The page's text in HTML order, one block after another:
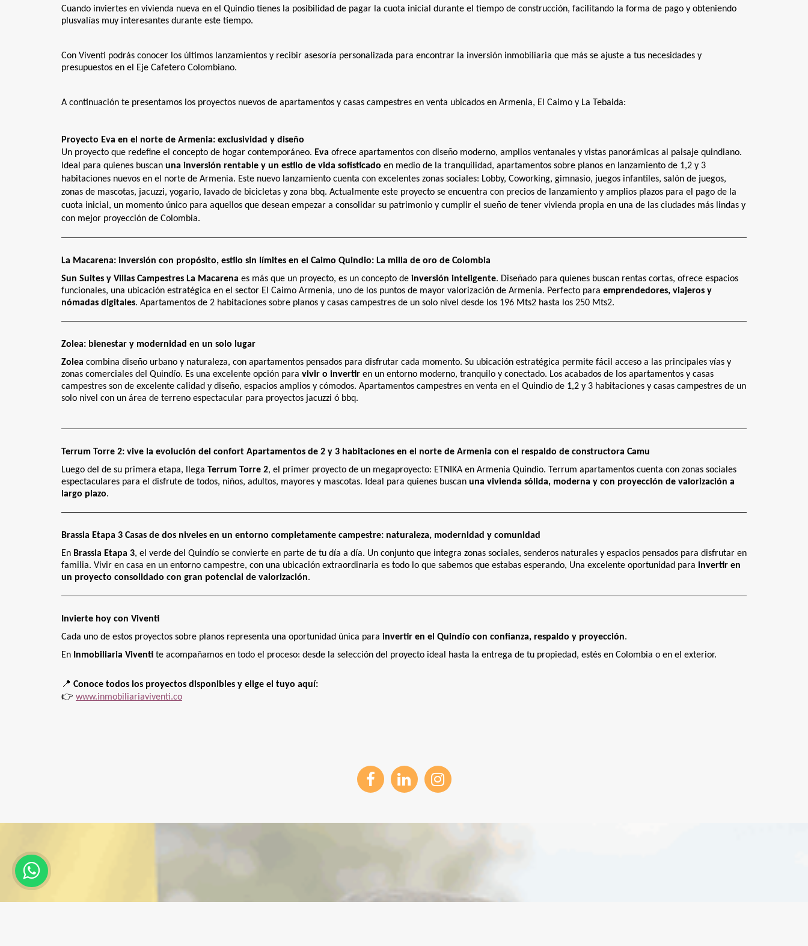
Cuando inviertes en vivienda nueva en el Quindio tienes la posibilidad de pagar la cuota inicial durante el tiempo de construcción, facilitando la forma de pago y obteniendo
plusvalías muy interesantes durante este tiempo.
Con Viventi podrás conocer los últimos lanzamientos y recibir asesoría personalizada para encontrar la inversión inmobiliaria que más se ajuste a tus necesidades y
presupuestos en el Eje Cafetero Colombiano.
A continuación te presentamos los proyectos nuevos de apartamentos y casas campestres en venta ubicados en Armenia, El Caimo y La Tebaida:
Proyecto Eva en el norte de Armenia: exclusividad y diseño
Un proyecto que redefine el concepto de hogar contemporáneo. Eva ofrece apartamentos con diseño moderno, amplios ventanales y vistas panorámicas al paisaje quindiano.
Ideal para quienes buscan una inversión rentable y un estilo de vida sofisticado en medio de la tranquilidad, apartamentos sobre planos en lanzamiento de 1,2 y 3
habitaciones nuevos en el norte de Armenia. Este nuevo lanzamiento cuenta con excelentes zonas sociales: Lobby, Coworking, gimnasio, juegos infantiles, salón de juegos,
zonas de mascotas, jacuzzi, yogario, lavado de bicicletas y zona bbq. Actualmente este proyecto se encuentra con precios de lanzamiento y amplios plazos para el pago de la
cuota inicial, un momento único para aquellos que desean empezar a consolidar su patrimonio y cumplir el sueño de tener vivienda propia en una de las ciudades más lindas y
con mejor proyección de Colombia.
La Macarena: inversión con propósito, estilo sin límites en el Caimo Quindio: La milla de oro de Colombia
Sun Suites y Villas Campestres La Macarena es más que un proyecto, es un concepto de inversión inteligente. Diseñado para quienes buscan rentas cortas, ofrece espacios
funcionales, una ubicación estratégica en el sector El Caimo Armenia, uno de los puntos de mayor valorización de Armenia. Perfecto para emprendedores, viajeros y
nómadas digitales. Apartamentos de 2 habitaciones sobre planos y casas campestres de un solo nivel desde los 196 Mts2 hasta los 250 Mts2.
Zolea: bienestar y modernidad en un solo lugar
Zolea combina diseño urbano y naturaleza, con apartamentos pensados para disfrutar cada momento. Su ubicación estratégica permite fácil acceso a las principales vías y
zonas comerciales del Quindío. Es una excelente opción para vivir o invertir en un entorno moderno, tranquilo y conectado. Los acabados de los apartamentos y casas
campestres son de excelente calidad y diseño, espacios amplios y cómodos. Apartamentos campestres en venta en el Quindio de 1,2 y 3 habitaciones y casas campestres de un
solo nivel con un área de terreno espectacular para proyectos jacuzzi ó bbq.
Terrum Torre 2: vive la evolución del confort Apartamentos de 2 y 3 habitaciones en el norte de Armenia con el respaldo de constructora Camu
Luego del de su primera etapa, llega Terrum Torre 2, el primer proyecto de un megaproyecto: ETNIKA en Armenia Quindio. Terrum apartamentos cuenta con zonas sociales
espectaculares para el disfrute de todos, niños, adultos, mayores y mascotas. Ideal para quienes buscan una vivienda sólida, moderna y con proyección de valorización a
largo plazo.
Brassia Etapa 3 Casas de dos niveles en un entorno completamente campestre: naturaleza, modernidad y comunidad
En Brassia Etapa 3, el verde del Quindío se convierte en parte de tu día a día. Un conjunto que integra zonas sociales, senderos naturales y espacios pensados para disfrutar en
familia. Vivir en casa en un entorno campestre, con una ubicación extraordinaria es todo lo que sabemos que estabas esperando, Una excelente oportunidad para invertir en
un proyecto consolidado con gran potencial de valorización.
Invierte hoy con Viventi
Cada uno de estos proyectos sobre planos representa una oportunidad única para invertir en el Quindío con confianza, respaldo y proyección.
En Inmobiliaria Viventi te acompañamos en todo el proceso: desde la selección del proyecto ideal hasta la entrega de tu propiedad, estés en Colombia o en el exterior.
📍 Conoce todos los proyectos disponibles y elige el tuyo aquí:
👉 www.inmobiliariaviventi.co